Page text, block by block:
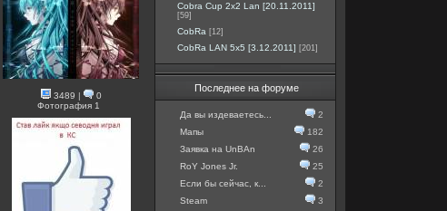
3489 |
0
Фотография 1
Cobra Cup 2x2 Lan [20.11.2011]
[59]
CobRa [12]
CobRa LAN 5x5 [3.12.2011] [201]
Последнее на форуме
Да вы издеваетесь...
2
Мапы
182
Заявка на UnBAn
26
RoY Jones Jr.
25
Если бы сейчас, к...
2
Steam
3